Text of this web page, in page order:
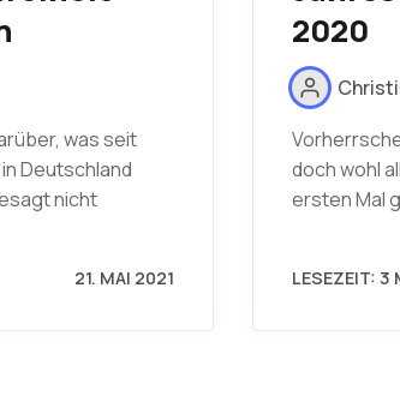
was seit
Deutschland
nicht
21. MAI 2021
2020
doch wohl
ersten Mal
LESEZEIT: 3